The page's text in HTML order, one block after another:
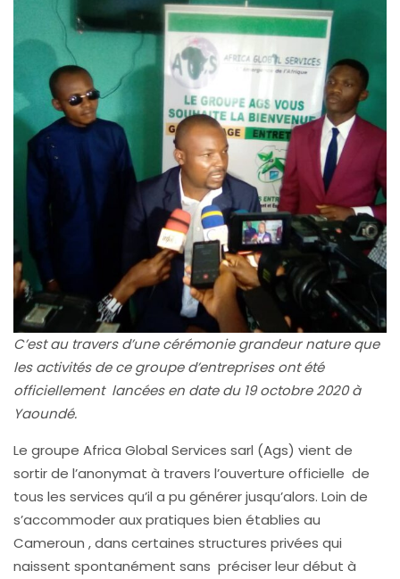
C’est au travers d’une cérémonie grandeur nature que
les activités de ce groupe d’entreprises ont été
officiellement lancées en date du 19 octobre 2020 à
Yaoundé.
Le groupe Africa Global Services sarl (Ags) vient de
sortir de l’anonymat à travers l’ouverture officielle de
tous les services qu’il a pu générer jusqu’alors. Loin de
s’accommoder aux pratiques bien établies au
Cameroun , dans certaines structures privées qui
naissent spontanément sans préciser leur début à